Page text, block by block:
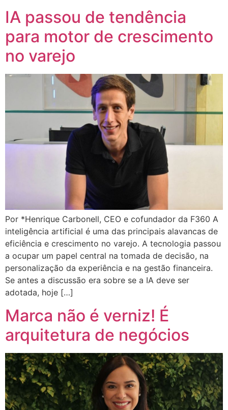
IA passou de tendência
para motor de crescimento
no varejo
Por *Henrique Carbonell, CEO e cofundador da F360 A
inteligência artificial é uma das principais alavancas de
eficiência e crescimento no varejo. A tecnologia passou
a ocupar um papel central na tomada de decisão, na
personalização da experiência e na gestão financeira.
Se antes a discussão era sobre se a IA deve ser
adotada, hoje […]
Marca não é verniz! É
arquitetura de negócios